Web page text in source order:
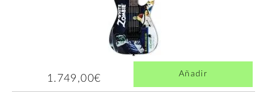
1.749,00€ Añadir